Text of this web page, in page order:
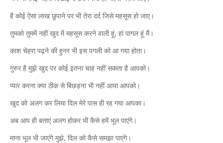
है कोई ऐसा लाख छुपाने पर भी तेरा दर्द जिसे महसूस हो जाए।
तुमको तुममें नहीं खुद में महसूस करने वाली हूं, हां पागल हूं मैं।
काश चेहरा पढ़ने की हुनर भी इस पगली को आ गया होता।
गुरुर है मुझे खुद पर कोई इतना चाह नहीं सकता है आपको।
प्यार करना क्या ठीक से बिछड़ना भी नहीं आया आपको।
खुद को अलग कर लिया दिल मेरे पास ही रह गया आपका।
अब आप ही बताएं अलग होकर भी कैसे हमें भूल पाएंगे।
माना भूल भी जाएंगे मुझे, दिल को कैसे समझा पाएंगे।